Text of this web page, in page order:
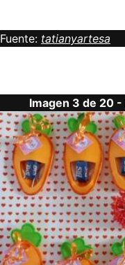
Fuente: tatianyartesa
Imagen 3 de 20 -